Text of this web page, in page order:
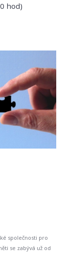
hod)
společnosti pro
se zabývá už od